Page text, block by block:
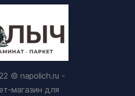
© napolich.ru -
магазин для